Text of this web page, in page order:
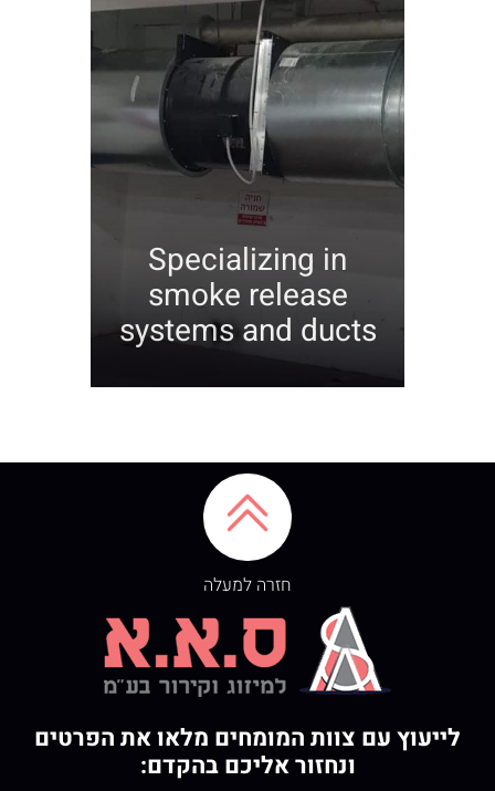
Specializing in
smoke release
systems and ducts
חזרה למעלה
לייעוץ עם צוות המומחים מלאו את הפרטים
ונחזור אליכם בהקדם: